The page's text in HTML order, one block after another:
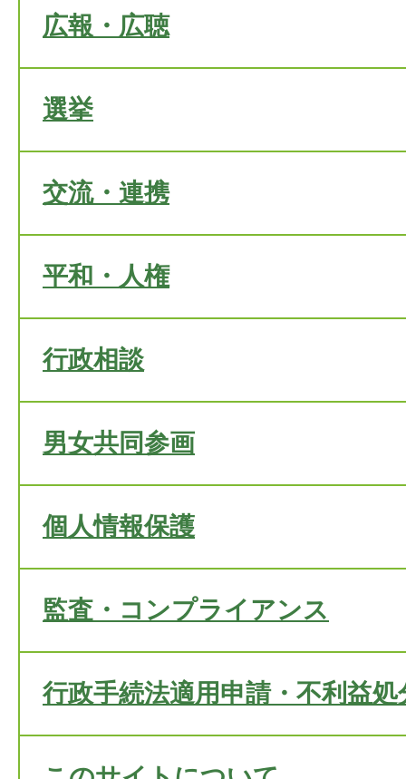
広報・広聴
選挙
交流・連携
平和・人権
行政相談
男女共同参画
個人情報保護
監査・コンプライアンス
行政手続法適用申請・不利益処